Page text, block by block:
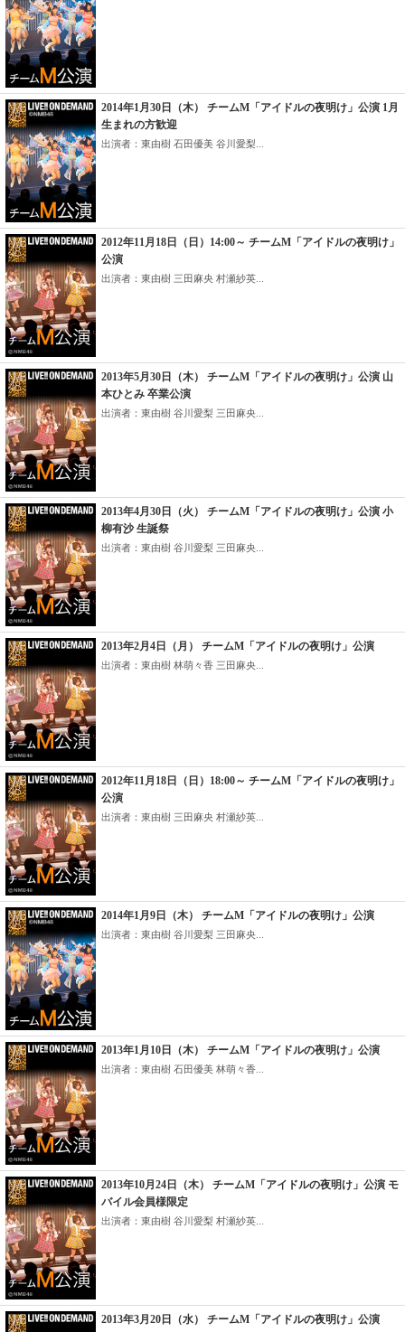
2014年1月30日（木） チームM「アイドルの夜明け」公演 1月
生まれの方歓迎
出演者：東由樹 石田優美 谷川愛梨...
2012年11月18日（日）14:00～ チームM「アイドルの夜明け」
公演
出演者：東由樹 三田麻央 村瀬紗英...
2013年5月30日（木） チームM「アイドルの夜明け」公演 山
本ひとみ 卒業公演
出演者：東由樹 谷川愛梨 三田麻央...
2013年4月30日（火） チームM「アイドルの夜明け」公演 小
柳有沙 生誕祭
出演者：東由樹 谷川愛梨 三田麻央...
2013年2月4日（月） チームM「アイドルの夜明け」公演
出演者：東由樹 林萌々香 三田麻央...
2012年11月18日（日）18:00～ チームM「アイドルの夜明け」
公演
出演者：東由樹 三田麻央 村瀬紗英...
2014年1月9日（木） チームM「アイドルの夜明け」公演
出演者：東由樹 谷川愛梨 三田麻央...
2013年1月10日（木） チームM「アイドルの夜明け」公演
出演者：東由樹 石田優美 林萌々香...
2013年10月24日（木） チームM「アイドルの夜明け」公演 モ
バイル会員様限定
出演者：東由樹 谷川愛梨 村瀬紗英...
2013年3月20日（水） チームM「アイドルの夜明け」公演